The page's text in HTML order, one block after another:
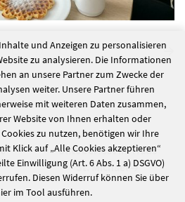
Oktoberfest im Haus
St. Michael
und Anzeigen zu personalisieren
zu analysieren. Die Informationen
an unsere Partner zum Zwecke der
weiter. Unsere Partner führen
mit weiteren Daten zusammen,
Website von Ihnen erhalten oder
zu nutzen, benötigen wir Ihre
Klick auf „Alle Cookies akzeptieren“
Einwilligung (Art. 6 Abs. 1 a) DSGVO)
Diesen Widerruf können Sie über
im Tool ausführen.